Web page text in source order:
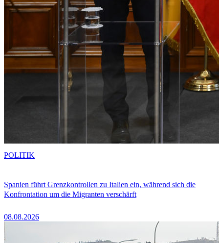
Spanien führt Grenzkontrollen zu Italien ein, während sich die
Konfrontation um die Migranten verschärft
08.08.2026
POLITIK